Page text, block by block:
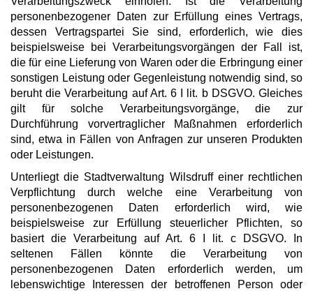
personenbezogener Daten zur Erfüllung eines Vertrags,
dessen Vertragspartei Sie sind, erforderlich, wie dies
beispielsweise bei Verarbeitungsvorgängen der Fall ist,
die für eine Lieferung von Waren oder die Erbringung einer
sonstigen Leistung oder Gegenleistung notwendig sind, so
beruht die Verarbeitung auf Art. 6 I lit. b DSGVO. Gleiches
gilt für solche Verarbeitungsvorgänge, die zur
Durchführung vorvertraglicher Maßnahmen erforderlich
sind, etwa in Fällen von Anfragen zur unseren Produkten
oder Leistungen.
Unterliegt die Stadtverwaltung Wilsdruff einer rechtlichen
Verpflichtung durch welche eine Verarbeitung von
personenbezogenen Daten erforderlich wird, wie
beispielsweise zur Erfüllung steuerlicher Pflichten, so
basiert die Verarbeitung auf Art. 6 I lit. c DSGVO. In
seltenen Fällen könnte die Verarbeitung von
personenbezogenen Daten erforderlich werden, um
lebenswichtige Interessen der betroffenen Person oder